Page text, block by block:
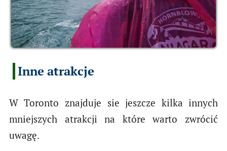
Inne atrakcje
W Toronto znajduje sie jeszcze kilka innych
mniejszych atrakcji na które warto zwrócić
uwagę.